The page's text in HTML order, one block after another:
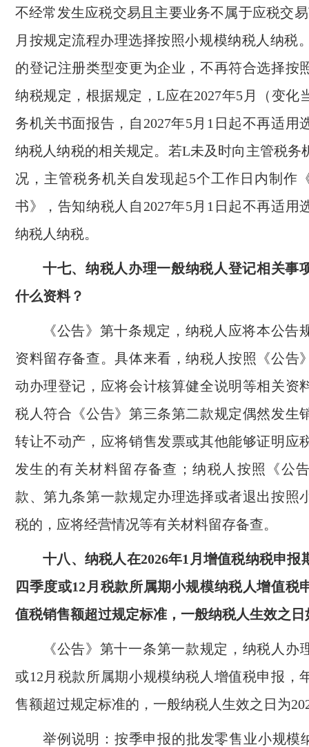
不经常发生应税交易且主要业务不属于应税交
月按规定流程办理选择按照小规模纳税人纳税
的登记注册类型变更为企业，不再符合选择按
纳税规定，根据规定，L应在2027年5月（变化
务机关书面报告，自2027年5月1日起不再适用
纳税人纳税的相关规定。若L未及时向主管税务
况，主管税务机关自发现起5个工作日内制作
书》，告知纳税人自2027年5月1日起不再适用
纳税人纳税。
十七、纳税人办理一般纳税人登记相关事
什么资料？
《公告》第十条规定，纳税人应将本公告
资料留存备查。具体来看，纳税人按照《公告
动办理登记，应将会计核算健全说明等相关资
税人符合《公告》第三条第二款规定偶然发生
转让不动产，应将销售发票或其他能够证明应
发生的有关材料留存备查；纳税人按照《公
款、第九条第一款规定办理选择或者退出按照
税的，应将经营情况等有关材料留存备查。
十八、纳税人在2026年1月增值税纳税申报
四季度或12月税款所属期小规模纳税人增值税
值税销售额超过规定标准，一般纳税人生效之日
《公告》第十一条第一款规定，纳税人办
或12月税款所属期小规模纳税人增值税申报，
售额超过规定标准的，一般纳税人生效之日为
举例说明：按季申报的批发零售业小规模